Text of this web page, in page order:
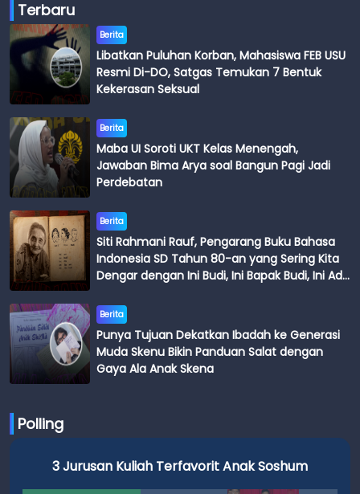
Terbaru
Berita
Libatkan Puluhan Korban, Mahasiswa FEB USU
Resmi Di-DO, Satgas Temukan 7 Bentuk
Kekerasan Seksual
Berita
Maba UI Soroti UKT Kelas Menengah,
Jawaban Bima Arya soal Bangun Pagi Jadi
Perdebatan
Berita
Siti Rahmani Rauf, Pengarang Buku Bahasa
Indonesia SD Tahun 80-an yang Sering Kita
Dengar dengan Ini Budi, Ini Bapak Budi, Ini Adik
Berita
Punya Tujuan Dekatkan Ibadah ke Generasi
Muda Skenu Bikin Panduan Salat dengan
Gaya Ala Anak Skena
Polling
Kuliah Terfavorit Anak Soshum 3 Jurusan